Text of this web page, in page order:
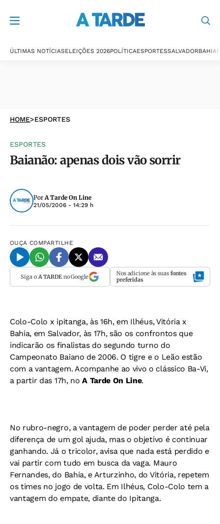
ÚLTIMAS NOTÍCIASELEIÇÕES 2026POLÍTICAESPORTESSALVADORBAHIA
HOME>ESPORTES
ESPORTES
Baianão: apenas dois vão sorrir
PorA Tarde On Line
21/05/2006 - 14:29 h
OUÇA COMPARTILHE
Siga o A TARDEno Google Nos adicione às suas fontes
preferidas
Colo-Colo x ipitanga, às 16h, em Ilhéus, Vitória x
Bahia, em Salvador, às 17h, são os confrontos que
indicarão os finalistas do segundo turno do
Campeonato Baiano de 2006. O tigre e o Leão estão
com a vantagem. Acompanhe ao vivo o clássico Ba-Vi,
a partir das 17h, noA Tarde On Line.
No rubro-negro, a vantagem de poder perder até pela
diferença de um gol ajuda, mas o objetivo é continuar
ganhando. Já o tricolor, avisa que nada está perdido e
vai partir com tudo em busca da vaga. Mauro
Fernandes, do Bahia, e Arturzinho, do Vitória, repetem
os times no jogo de volta. Em Ilhéus, Colo-Colo tem a
vantagem do empate, diante do Ipitanga.